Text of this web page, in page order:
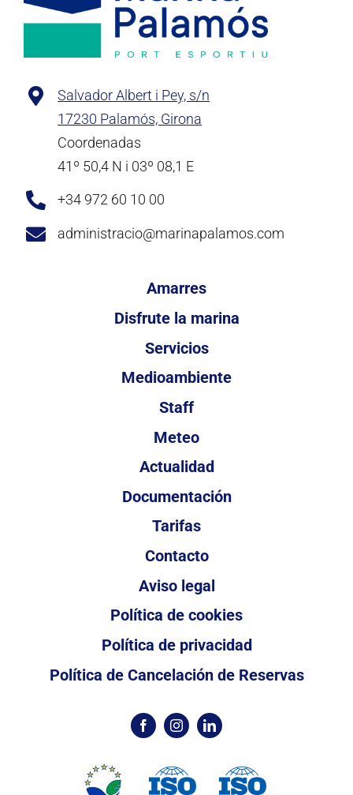
Salvador Albert i Pey, s/n
17230 Palamós, Girona
Coordenadas
41º 50,4 N i 03º 08,1 E
+34 972 60 10 00
administracio@marinapalamos.com
Amarres
Disfrute la marina
Servicios
Medioambiente
Staff
Meteo
Actualidad
Documentación
Tarifas
Contacto
Aviso legal
Política de cookies
Política de privacidad
Política de Cancelación de Reservas